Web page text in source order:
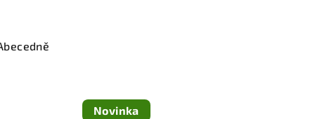
Novinka